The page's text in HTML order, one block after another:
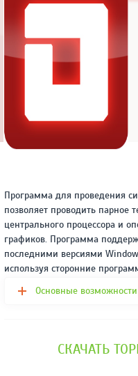
Программа для проведения
позволяет проводить парное
центрального процессора и
графиков. Программа
последними версиями
используя сторонние
Основные
СКАЧАТЬ